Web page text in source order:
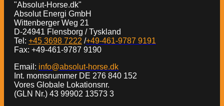
"Absolut-Horse.dk"
Absolut Energi GmbH
Wittenberger Weg 21
D-24941 Flensborg / Tyskland
Tel: +45 3698 7222 /+49-461-9787 9191
Fax: +49-461-9787 9190
Email: info@absolut-horse.dk
Int. momsnummer DE 276 840 152
Vores Globale Lokationsnr.
(GLN Nr.) 43 99902 13573 3